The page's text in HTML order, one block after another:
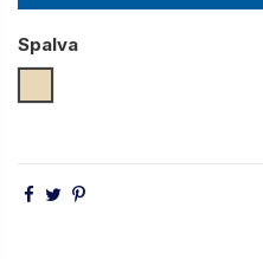
Spalva